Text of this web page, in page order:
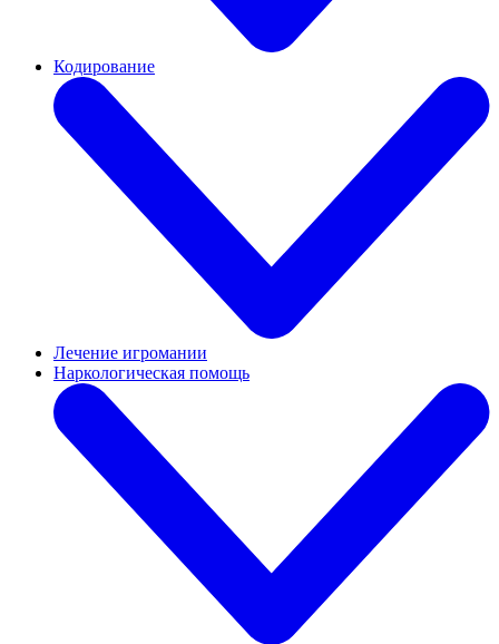
Кодирование
Лечение игромании
Наркологическая помощь